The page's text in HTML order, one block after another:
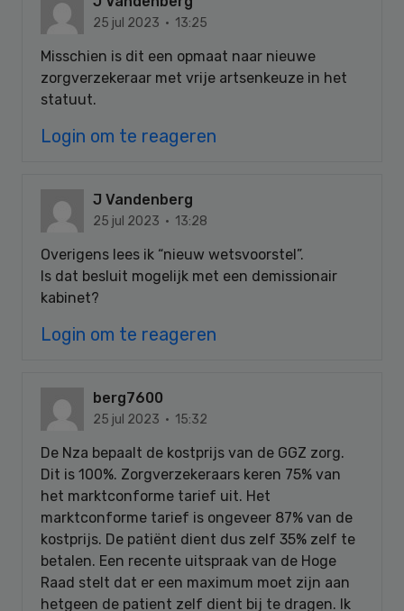
25 jul 2023 · 13:25
Misschien is dit een opmaat naar nieuwe
zorgverzekeraar met vrije artsenkeuze in het
statuut.
Login om te reageren
J Vandenberg
25 jul 2023 · 13:28
Overigens lees ik “nieuw wetsvoorstel”.
Is dat besluit mogelijk met een demissionair
kabinet?
Login om te reageren
berg7600
25 jul 2023 · 15:32
De Nza bepaalt de kostprijs van de GGZ zorg.
Dit is 100%. Zorgverzekeraars keren 75% van
het marktconforme tarief uit. Het
marktconforme tarief is ongeveer 87% van de
kostprijs. De patiënt dient dus zelf 35% zelf te
betalen. Een recente uitspraak van de Hoge
Raad stelt dat er een maximum moet zijn aan
hetgeen de patient zelf dient bij te dragen. Ik